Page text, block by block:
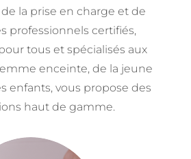
de la prise en charge et de
professionnels certifiés,
tous et spécialisés aux
enceinte, de la jeune
enfants, vous propose des
haut de gamme.